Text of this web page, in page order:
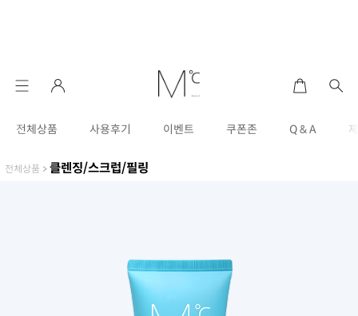
전체상품 사용후기 이벤트 쿠폰존 Q & A
전체상품 > 클렌징/스크럽/필링